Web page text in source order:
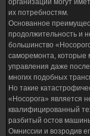
организации могут
их потребностям.
Основанное
продолжительность и
большинство
саморемонта, которые
управления даже
многих подобных
Но такие
«Носорога» является
квалифицированный
разбитый остов
Омниссии и возродив